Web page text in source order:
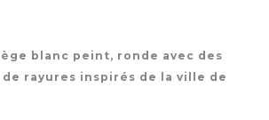
blanc peint, ronde avec des
rayures inspirés de la ville de